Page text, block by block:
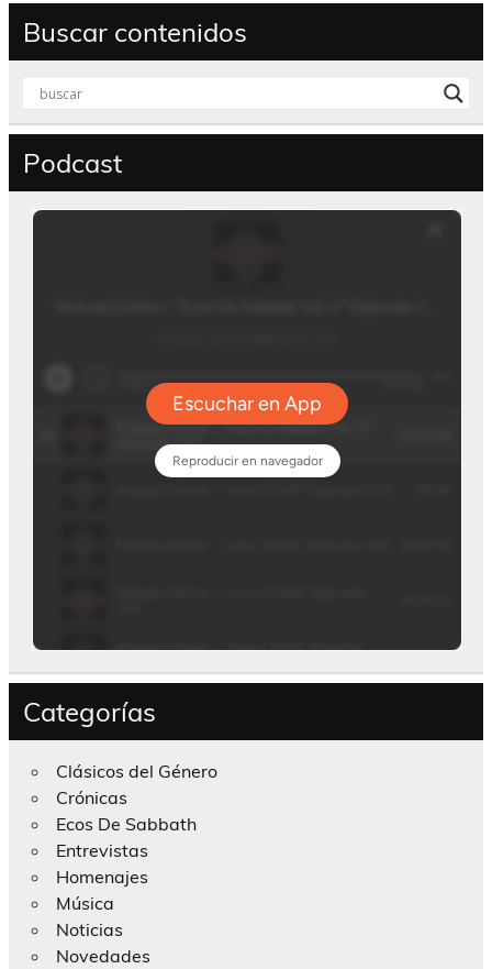
Buscar contenidos
Podcast
Categorías
Clásicos del Género
Crónicas
Ecos De Sabbath
Entrevistas
Homenajes
Música
Noticias
Novedades